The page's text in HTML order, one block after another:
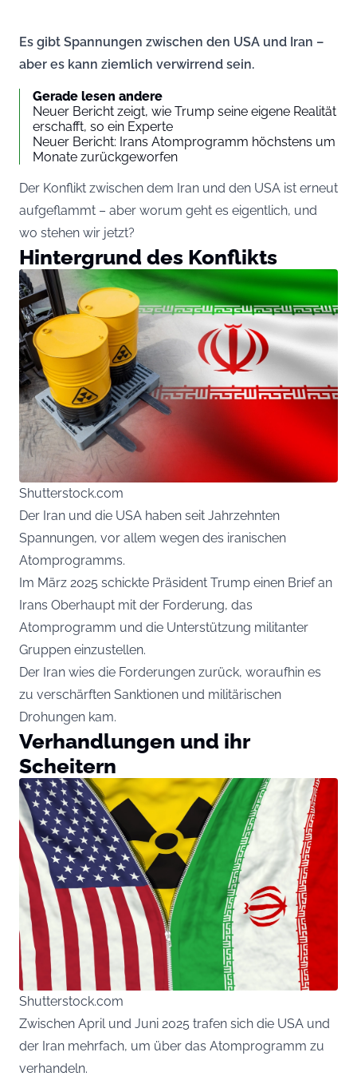
Es gibt Spannungen zwischen den USA und Iran –
aber es kann ziemlich verwirrend sein.
Gerade lesen andere
Neuer Bericht zeigt, wie Trump seine eigene Realität
erschafft, so ein Experte
Neuer Bericht: Irans Atomprogramm höchstens um
Monate zurückgeworfen
Der Konflikt zwischen dem Iran und den USA ist erneut
aufgeflammt – aber worum geht es eigentlich, und
wo stehen wir jetzt?
Hintergrund des Konflikts
Shutterstock.com
Der Iran und die USA haben seit Jahrzehnten
Spannungen, vor allem wegen des iranischen
Atomprogramms.
Im März 2025 schickte Präsident Trump einen Brief an
Irans Oberhaupt mit der Forderung, das
Atomprogramm und die Unterstützung militanter
Gruppen einzustellen.
Der Iran wies die Forderungen zurück, woraufhin es
zu verschärften Sanktionen und militärischen
Drohungen kam.
Verhandlungen und ihr
Scheitern
Shutterstock.com
Zwischen April und Juni 2025 trafen sich die USA und
der Iran mehrfach, um über das Atomprogramm zu
verhandeln.